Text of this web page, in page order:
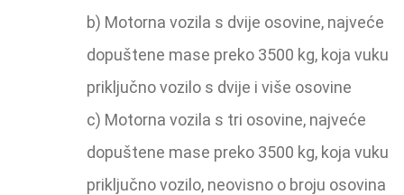
b) Motorna vozila s dvije osovine, najveće
dopuštene mase preko 3500 kg, koja vuku
priključno vozilo s dvije i više osovine
c) Motorna vozila s tri osovine, najveće
dopuštene mase preko 3500 kg, koja vuku
priključno vozilo, neovisno o broju osovina